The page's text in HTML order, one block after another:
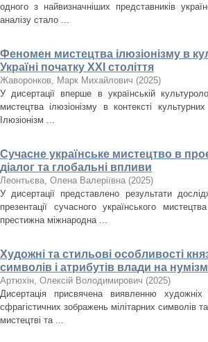
одного з найвизначніших представників
аналізу стало ...
Феномен мистецтва ілюзіонізму в
Україні початку ХХІ століття
Жаворонков, Марк Михайлович (2025)
У дисертації вперше в українській
мистецтва ілюзіонізму в контексті
Ілюзіонізм ...
Сучасне українське мистецтво в
діалог та глобальні впливи
Леонтьєва, Олена Валеріївна (2025)
У дисертації представлено результати
презентації сучасного українського
престижна міжнародна ...
Художні та стильові особливості
символів і атрибутів влади на
Артюхін, Олексій Володимирович (2025)
Дисертація присвячена виявленню
сфрагістичних зображень мілітарних символів
мистецтві та ...